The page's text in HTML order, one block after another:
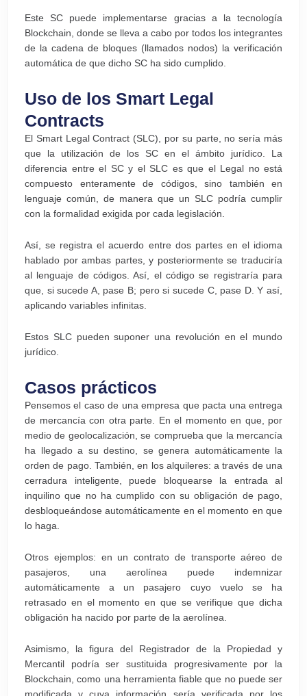
Este SC puede implementarse gracias a la tecnología
Blockchain, donde se lleva a cabo por todos los integrantes
de la cadena de bloques (llamados nodos) la verificación
automática de que dicho SC ha sido cumplido.
Uso de los Smart Legal
Contracts
El Smart Legal Contract (SLC), por su parte, no sería más
que la utilización de los SC en el ámbito jurídico. La
diferencia entre el SC y el SLC es que el Legal no está
compuesto enteramente de códigos, sino también en
lenguaje común, de manera que un SLC podría cumplir
con la formalidad exigida por cada legislación.
Así, se registra el acuerdo entre dos partes en el idioma
hablado por ambas partes, y posteriormente se traduciría
al lenguaje de códigos. Así, el código se registraría para
que, si sucede A, pase B; pero si sucede C, pase D. Y así,
aplicando variables infinitas.
Estos SLC pueden suponer una revolución en el mundo
jurídico.
Casos prácticos
Pensemos el caso de una empresa que pacta una entrega
de mercancía con otra parte. En el momento en que, por
medio de geolocalización, se comprueba que la mercancía
ha llegado a su destino, se genera automáticamente la
orden de pago. También, en los alquileres: a través de una
cerradura inteligente, puede bloquearse la entrada al
inquilino que no ha cumplido con su obligación de pago,
desbloqueándose automáticamente en el momento en que
lo haga.
Otros ejemplos: en un contrato de transporte aéreo de
pasajeros, una aerolínea puede indemnizar
automáticamente a un pasajero cuyo vuelo se ha
retrasado en el momento en que se verifique que dicha
obligación ha nacido por parte de la aerolínea.
Asimismo, la figura del Registrador de la Propiedad y
Mercantil podría ser sustituida progresivamente por la
Blockchain, como una herramienta fiable que no puede ser